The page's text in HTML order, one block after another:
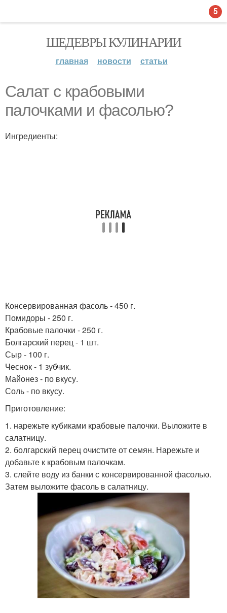
ШЕДЕВРЫ КУЛИНАРИИ
главная новости статьи
Салат с крабовыми
палочками и фасолью?
Ингредиенты:
Консервированная фасоль - 450 г.
Помидоры - 250 г.
Крабовые палочки - 250 г.
Болгарский перец - 1 шт.
Сыр - 100 г.
Чеснок - 1 зубчик.
Майонез - по вкусу.
Соль - по вкусу.
Приготовление:
1. нарежьте кубиками крабовые палочки. Выложите в
салатницу.
2. болгарский перец очистите от семян. Нарежьте и
добавьте к крабовым палочкам.
3. слейте воду из банки с консервированной фасолью.
Затем выложите фасоль в салатницу.
5